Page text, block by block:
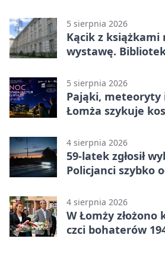
5 sierpnia 2026
Kącik z
wystawę.
5 sierpnia 2026
Pająki, meteoryty
Łomża szykuje
4 sierpnia 2026
59-latek zgłosił
Policjanci szybko
4 sierpnia 2026
W Łomży
czci bohaterów